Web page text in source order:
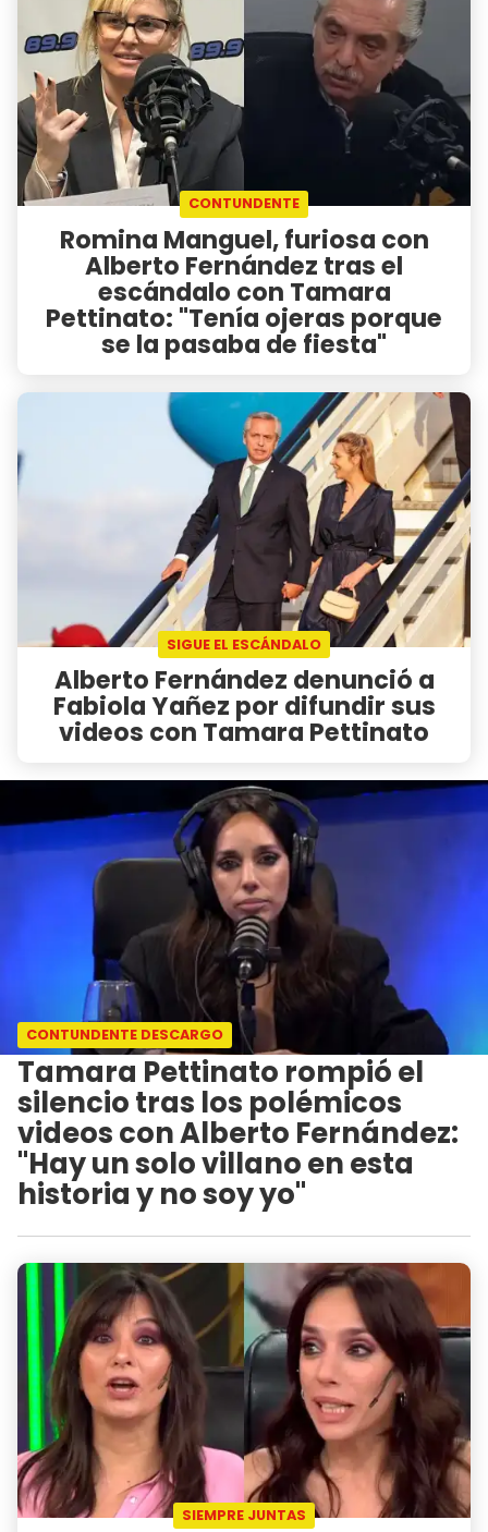
CONTUNDENTE
Romina Manguel, furiosa con
Alberto Fernández tras el
escándalo con Tamara
Pettinato: "Tenía ojeras porque
se la pasaba de fiesta"
SIGUE EL ESCÁNDALO
Alberto Fernández denunció a
Fabiola Yañez por difundir sus
videos con Tamara Pettinato
CONTUNDENTE DESCARGO
Tamara Pettinato rompió el
silencio tras los polémicos
videos con Alberto Fernández:
"Hay un solo villano en esta
historia y no soy yo"
SIEMPRE JUNTAS